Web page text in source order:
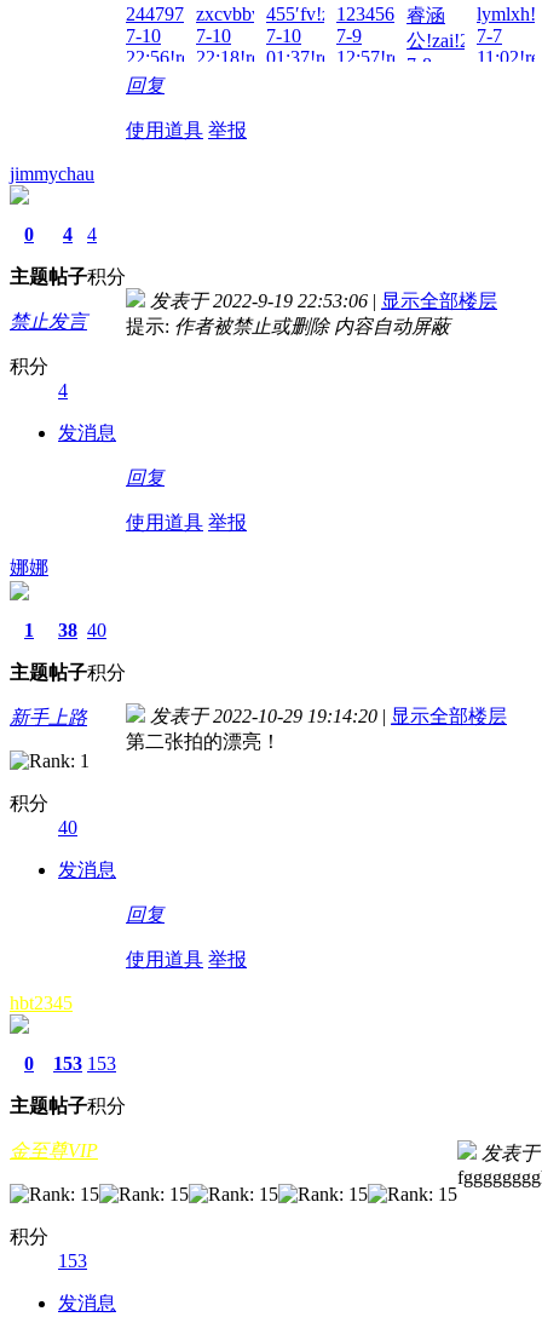
2447973717!zai!2026-
7-10
22:56!read!
zxcvbbvcxz!zai!2026-
7-10
22:18!read!
455′fv!zai!2026-
7-10
01:37!read!
123456Q!zai!2026-
7-9
12:57!read!
睿涵
公!zai!2026-
7-8
7-7
回复
使用道具 举报
jimmychau
0
主题
4
帖子
4
积分
禁止发言
积分
4
发消息
发表于 2022-9-19 22:53:06 | 显示全部楼层
提示: 作者被禁止或删除 内容自动屏蔽
回复
使用道具 举报
娜娜
1
主题
38
帖子
40
积分
新手上路
积分
40
发消息
发表于 2022-10-29 19:14:20 | 显示全部楼层
第二张拍的漂亮！
回复
使用道具 举报
hbt2345
0
主题
153
帖子
153
积分
金至尊VIP
积分
153
发消息
发表于